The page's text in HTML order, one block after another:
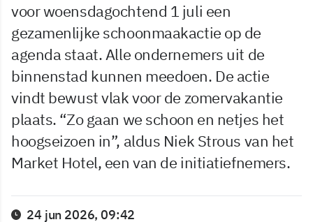
voor woensdagochtend 1 juli een
gezamenlijke schoonmaakactie op de
agenda staat. Alle ondernemers uit de
binnenstad kunnen meedoen. De actie
vindt bewust vlak voor de zomervakantie
plaats. “Zo gaan we schoon en netjes het
hoogseizoen in”, aldus Niek Strous van het
Market Hotel, een van de initiatiefnemers.
24 jun 2026, 09:42